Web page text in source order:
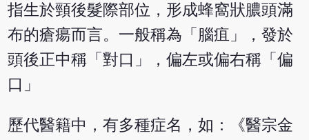
指生於頸後髮際部位，形成蜂窩狀膿頭滿
布的瘡瘍而言。一般稱為「腦疽」，發於
頭後正中稱「對口」，偏左或偏右稱「偏
口」
歷代醫籍中，有多種症名，如：《醫宗金